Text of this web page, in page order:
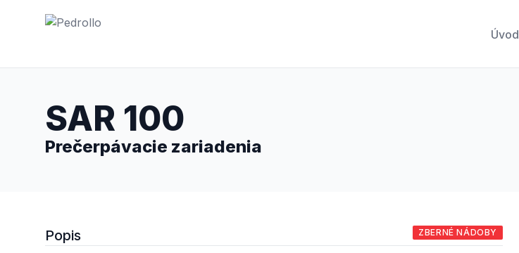
Úvod
SAR 100
Prečerpávacie zariadenia
Popis ZBERNÉ NÁDOBY